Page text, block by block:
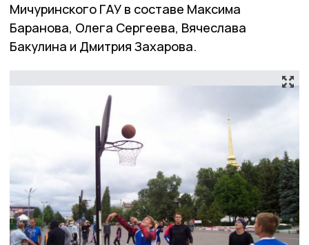
Мичуринского ГАУ в составе Максима
Баранова, Олега Сергеева, Вячеслава
Бакулина и Дмитрия Захарова.